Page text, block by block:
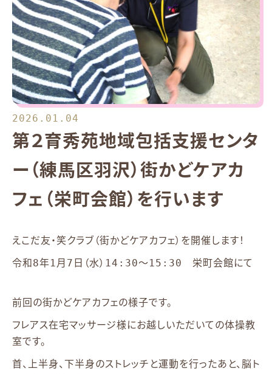
2026.01.04
第２育秀苑地域包括支援センタ
ー（練馬区羽沢）街かどケアカ
フェ（栄町会館）を行います
えこだ友・笑クラブ（街かどケアカフェ）を開催します！
令和8年1月7日（水）14:30～15:30 栄町会館にて
前回の街かどケアカフェの様子です。
フレアス在宅マッサージ様にお越しいただいての体操教
室です。
首、上半身、下半身のストレッチと運動を行ったあと、脳ト